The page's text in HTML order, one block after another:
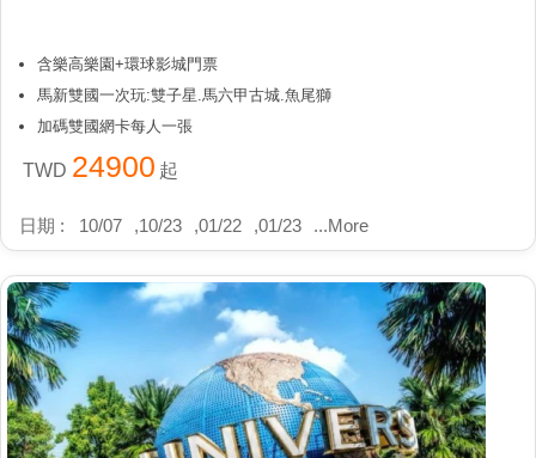
含樂高樂園+環球影城門票
馬新雙國一次玩:雙子星.馬六甲古城.魚尾獅
加碼雙國網卡每人一張
TWD 24900 起
日期 : 10/07 ,10/23 ,01/22 ,01/23 ...More